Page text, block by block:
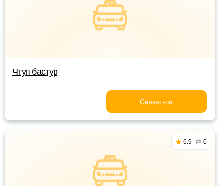
Чтуп бастур
Связаться
6.9 0